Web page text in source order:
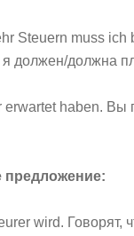
Steuern muss
должен/должна
erwartet haben. Вы
предложение:
wird. Говорят,